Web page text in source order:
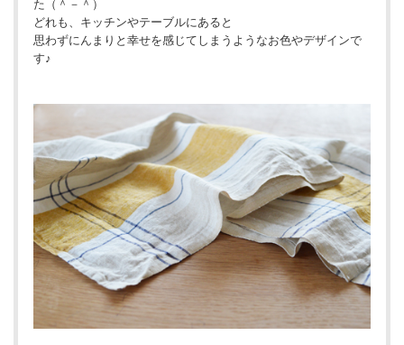
た（＾－＾）
どれも、キッチンやテーブルにあると
思わずにんまりと幸せを感じてしまうようなお色やデザインで
す♪